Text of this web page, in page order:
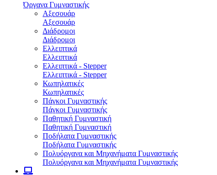
Όργανα Γυμναστικής
Αξεσουάρ
Αξεσουάρ
Διάδρομοι
Διάδρομοι
Ελλειπτικά
Ελλειπτικά
Ελλειπτικά - Stepper
Ελλειπτικά - Stepper
Κωπηλατικές
Κωπηλατικές
Πάγκοι Γυμναστικής
Πάγκοι Γυμναστικής
Παθητική Γυμναστική
Παθητική Γυμναστική
Ποδήλατα Γυμναστικής
Ποδήλατα Γυμναστικής
Πολυόργανα και Μηχανήματα Γυμναστικής
Πολυόργανα και Μηχανήματα Γυμναστικής